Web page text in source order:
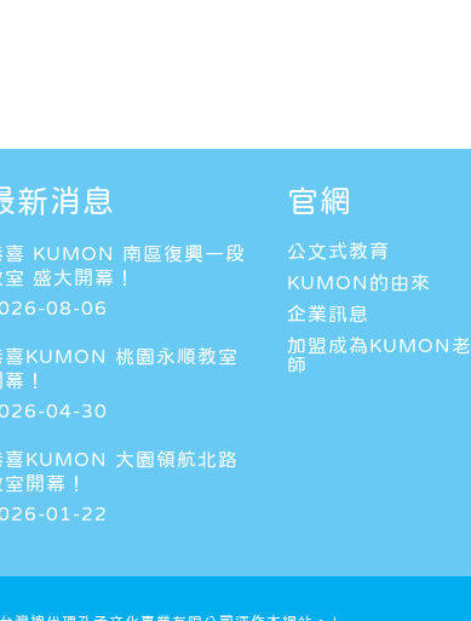
新消息
喜 KUMON 南區復興一段
室 盛大開幕！
08-06
喜KUMON 桃園永順教室
幕！
04-30
喜KUMON 大園領航北路
室開幕！
01-22
官網
公文式教育
KUMON的由來
企業訊息
加盟成為KUMON老
師